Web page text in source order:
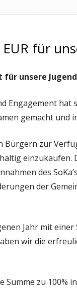
EUR für
unsere
Engagement hat
gemacht und
Bürgern zur
einzukaufen.
des
der
Jahr mit
wir die
Summe zu 100%